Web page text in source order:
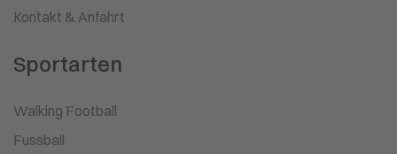
Kontakt & Anfahrt
Sportarten
Walking Football
Fussball